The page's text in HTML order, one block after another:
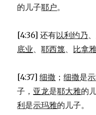
的儿子耶户。
[4:36] 还有以利约乃、
底业、耶西篾、 比拿
[4:37]细撒 ；细撒是
子， 亚龙是耶大雅的
利是示玛雅的儿子。